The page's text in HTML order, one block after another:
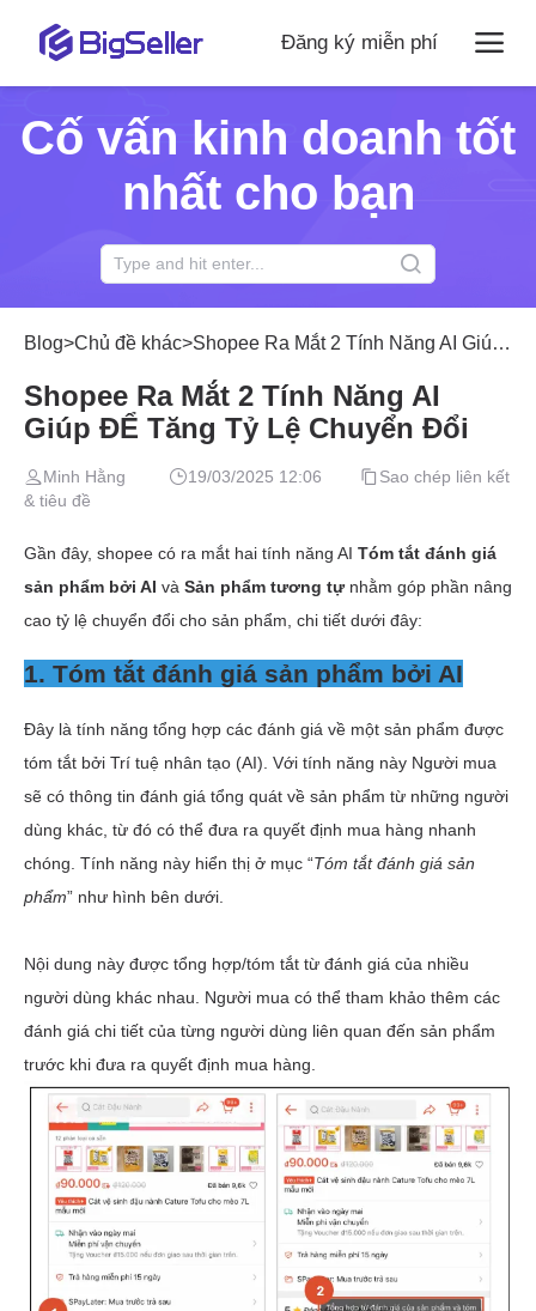
Đăng ký miễn phí
Cố vấn kinh doanh tốt
nhất cho bạn
Blog>Chủ đề khác>Shopee Ra Mắt 2 Tính Năng AI Giúp ĐỂ Tăng Tỷ Lệ Chuyển Đổi
Shopee Ra Mắt 2 Tính Năng AI
Giúp ĐỂ Tăng Tỷ Lệ Chuyển Đổi
Minh Hằng 19/03/2025 12:06
Sao chép liên kết
& tiêu đề